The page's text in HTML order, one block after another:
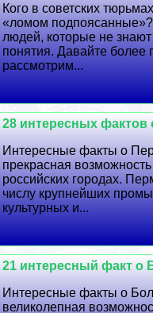
Кого в советских
«ломом
людей, которые не знают
понятия. Давайте более
рассмотрим...
28 интересных фактов
Интересные факты о
прекрасная
российских городах.
числу крупнейших
культурных и...
21 интересный факт о
Интересные факты о
великолепная